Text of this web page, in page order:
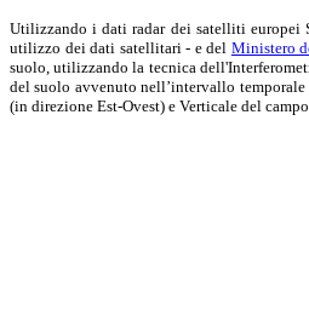
Utilizzando i dati radar dei satelliti europei
utilizzo dei dati satellitari - e del Ministero
suolo, utilizzando la tecnica
del suolo avvenuto nell’intervallo
(in direzione Est-Ovest) e Verticale del